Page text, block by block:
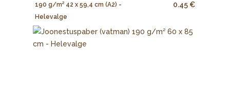
190 g/m² 42 x 59,4 cm (A2) -
Helevalge
0.45 €